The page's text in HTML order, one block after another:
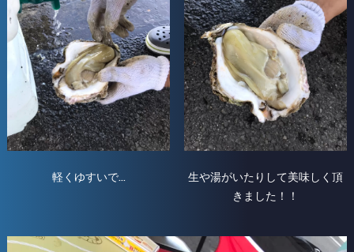
軽くゆすいで…
生や湯がいたりして美味しく頂
きました！！